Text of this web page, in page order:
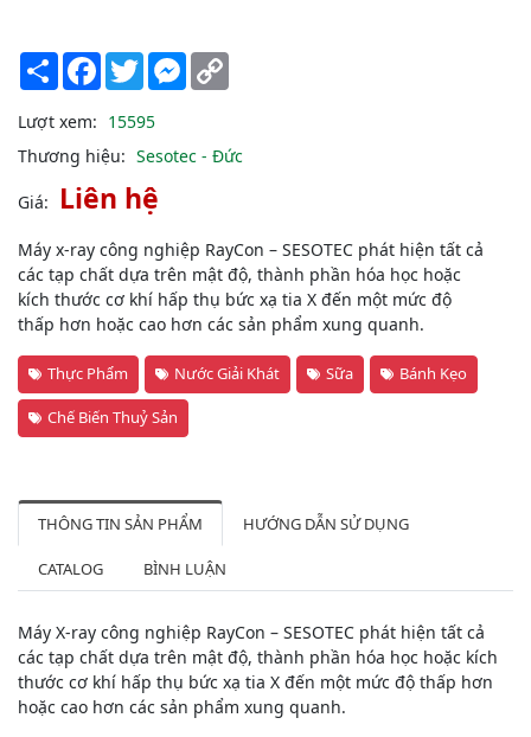
Share Facebook
TwitterMessenger
Lượt xem: 15595
Thương hiệu: Sesotec - Đức
Giá: Liên hệ
Máy x-ray công nghiệp RayCon – SESOTEC phát hiện tất cả
các tạp chất dựa trên mật độ, thành phần hóa học hoặc
kích thước cơ khí hấp thụ bức xạ tia X đến một mức độ
thấp hơn hoặc cao hơn các sản phẩm xung quanh.
Thực Phẩm Nước Giải Khát Sữa Bánh Kẹo
Chế Biến Thuỷ Sản
THÔNG TIN SẢN PHẨM HƯỚNG DẪN SỬ DỤNG
CATALOG BÌNH LUẬN
Máy X-ray công nghiệp RayCon – SESOTEC phát hiện tất cả
các tạp chất dựa trên mật độ, thành phần hóa học hoặc kích
thước cơ khí hấp thụ bức xạ tia X đến một mức độ thấp hơn
hoặc cao hơn các sản phẩm xung quanh.